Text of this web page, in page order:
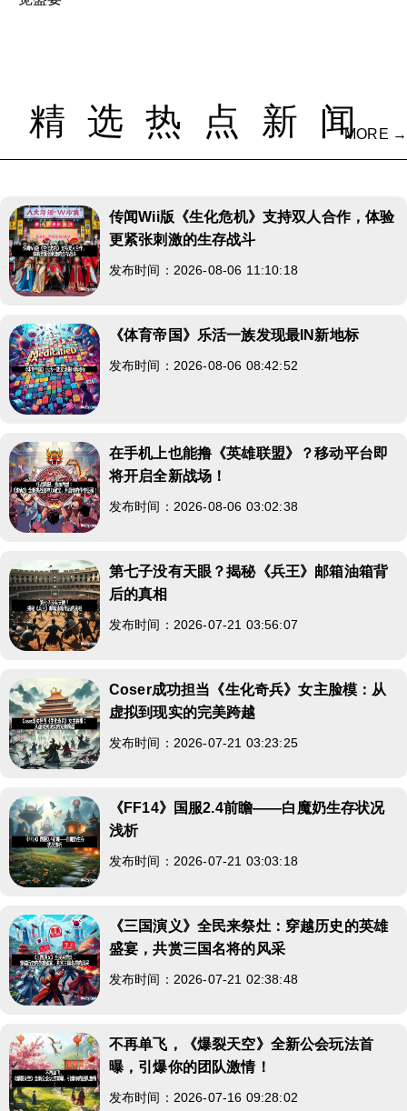
精选热点新闻
MORE →
传闻Wii版《生化危机》支持双人合作，体验
更紧张刺激的生存战斗
发布时间：2026-08-06 11:10:18
《体育帝国》乐活一族发现最IN新地标
发布时间：2026-08-06 08:42:52
在手机上也能撸《英雄联盟》？移动平台即
将开启全新战场！
发布时间：2026-08-06 03:02:38
第七子没有天眼？揭秘《兵王》邮箱油箱背
后的真相
发布时间：2026-07-21 03:56:07
Coser成功担当《生化奇兵》女主脸模：从
虚拟到现实的完美跨越
发布时间：2026-07-21 03:23:25
《FF14》国服2.4前瞻——白魔奶生存状况
浅析
发布时间：2026-07-21 03:03:18
《三国演义》全民来祭灶：穿越历史的英雄
盛宴，共赏三国名将的风采
发布时间：2026-07-21 02:38:48
不再单飞，《爆裂天空》全新公会玩法首
曝，引爆你的团队激情！
发布时间：2026-07-16 09:28:02